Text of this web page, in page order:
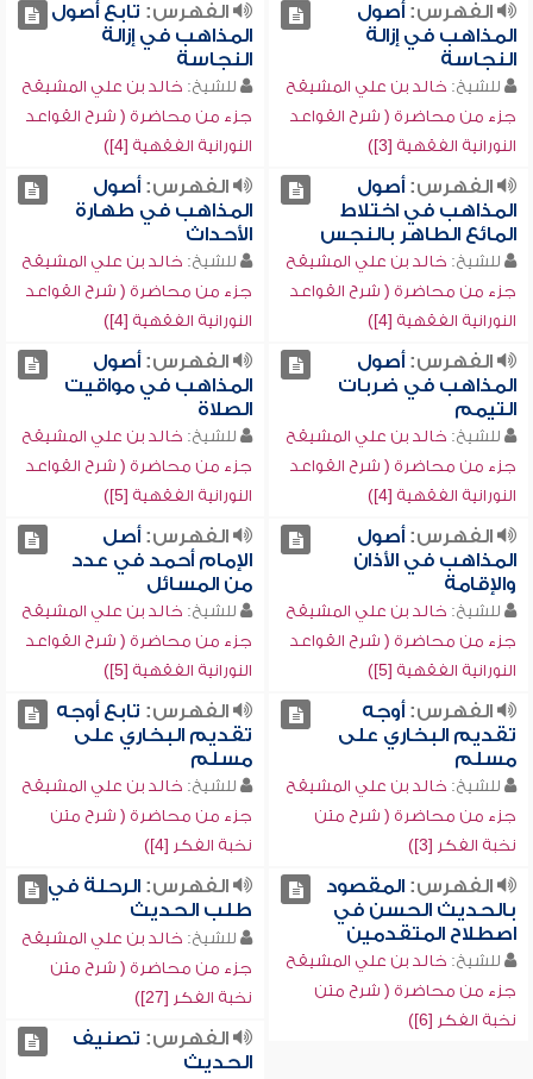
الفهرس:أصول
المذاهب في إزالة
النجاسة
للشيخ: خالد بن علي المشيقح
جزء من محاضرة ( شرح القواعد
النورانية الفقهية [3])
الفهرس: تابع أصول
المذاهب في إزالة
النجاسة
للشيخ: خالد بن علي المشيقح
جزء من محاضرة ( شرح القواعد
النورانية الفقهية [4])
الفهرس:أصول
المذاهب في اختلاط
المائع الطاهر بالنجس
للشيخ: خالد بن علي المشيقح
جزء من محاضرة ( شرح القواعد
النورانية الفقهية [4])
الفهرس:أصول
المذاهب في طهارة
الأحداث
للشيخ: خالد بن علي المشيقح
جزء من محاضرة ( شرح القواعد
النورانية الفقهية [4])
الفهرس:أصول
المذاهب في ضربات
التيمم
للشيخ: خالد بن علي المشيقح
جزء من محاضرة ( شرح القواعد
النورانية الفقهية [4])
الفهرس:أصول
المذاهب في مواقيت
الصلاة
للشيخ: خالد بن علي المشيقح
جزء من محاضرة ( شرح القواعد
النورانية الفقهية [5])
الفهرس:أصول
المذاهب في الأذان
والإقامة
للشيخ: خالد بن علي المشيقح
جزء من محاضرة ( شرح القواعد
النورانية الفقهية [5])
الفهرس:أصل
الإمام أحمد في عدد
من المسائل
للشيخ: خالد بن علي المشيقح
جزء من محاضرة ( شرح القواعد
النورانية الفقهية [5])
الفهرس:أوجه
تقديم البخاري على
مسلم
للشيخ: خالد بن علي المشيقح
جزء من محاضرة ( شرح متن
نخبة الفكر [3])
الفهرس: تابع أوجه
تقديم البخاري على
مسلم
للشيخ: خالد بن علي المشيقح
جزء من محاضرة ( شرح متن
نخبة الفكر [4])
الفهرس:المقصود
بالحديث الحسن في
اصطلاح المتقدمين
للشيخ: خالد بن علي المشيقح
جزء من محاضرة ( شرح متن
نخبة الفكر [6])
الفهرس:الرحلة في
طلب الحديث
للشيخ: خالد بن علي المشيقح
جزء من محاضرة ( شرح متن
نخبة الفكر [27])
الفهرس: تصنيف
الحديث